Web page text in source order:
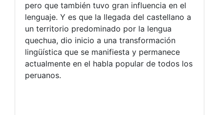
pero que también tuvo gran influencia en el
lenguaje. Y es que la llegada del castellano a
un territorio predominado por la lengua
quechua, dio inicio a una transformación
lingüística que se manifiesta y permanece
actualmente en el habla popular de todos los
peruanos.